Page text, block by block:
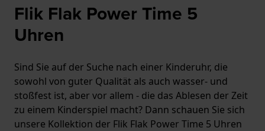
Flik Flak Power Time 5
Uhren
Sind Sie auf der Suche nach einer Kinderuhr, die
sowohl von guter Qualität als auch wasser- und
stoßfest ist, aber vor allem - die das Ablesen der Zeit
zu einem Kinderspiel macht? Dann schauen Sie sich
unsere Kollektion der Flik Flak Power Time 5 Uhren